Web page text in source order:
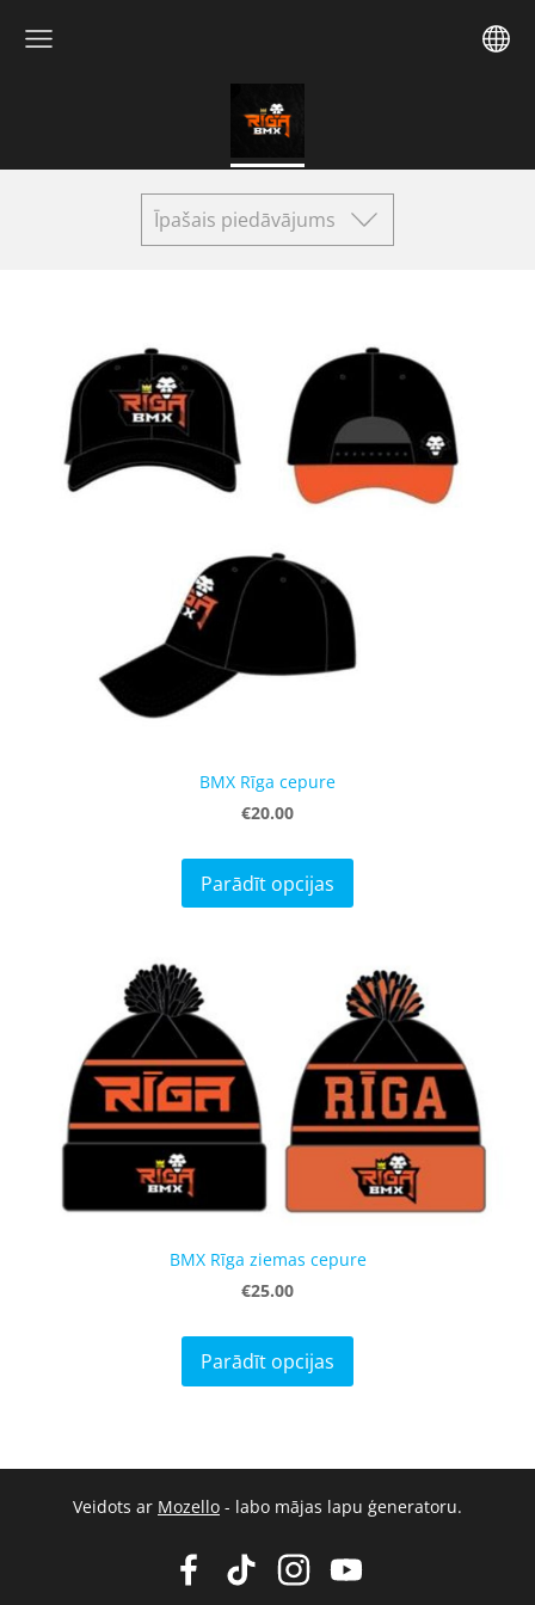
Īpašais piedāvājums
BMX Rīga cepure
€20.00
Parādīt opcijas
BMX Rīga ziemas cepure
€25.00
Parādīt opcijas
Veidots ar Mozello - labo mājas lapu ģeneratoru.